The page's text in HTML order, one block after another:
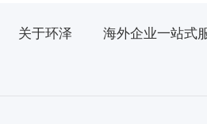
关于环泽 海外企业一站式